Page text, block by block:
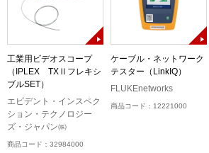
工業用ビデオスコープ
（IPLEX TXⅡフレキシ
ブルSET）
エビデント・インスペク
ション・テクノロジー
ズ・ジャパン㈱
商品コード：32984000
ケーブル・ネットワーク
テスター（LinkIQ）
FLUKEnetworks
商品コード：12221000